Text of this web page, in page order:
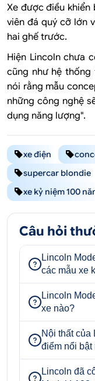
Xe được điều
viên đá quý cỡ lớn
hai ghế trước.
Hiện Lincoln chưa
cũng như hệ thống
nói rằng mẫu
những công nghệ
dụng năng lượng".
xe điện
supercar blondie
xe kỷ niệm 100
Câu hỏi
Lincoln
các mẫu xe
Lincoln
xe nào?
Nội thất của
điểm nổi bật
Lincoln đã